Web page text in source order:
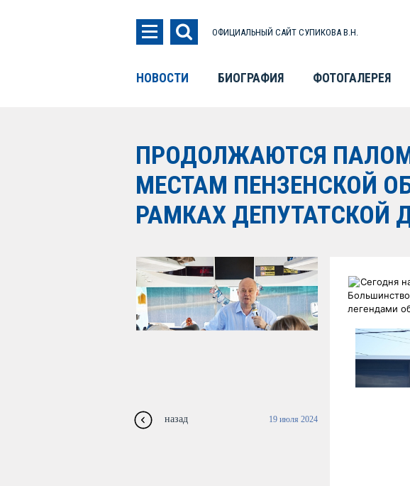
ОФИЦИАЛЬНЫЙ САЙТ СУПИКОВА В.Н.
НОВОСТИ БИОГРАФИЯ ФОТОГАЛЕРЕЯ
ПРОДОЛЖАЮТСЯ
МЕСТАМ ПЕНЗЕНСКОЙ
РАМКАХ ДЕПУТАТСКОЙ
назад 19 июля 2024
Сегодня
легендами